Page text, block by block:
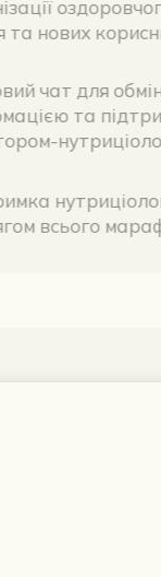
організації
життя та нових
Груповий чат для
інформацією та
куратором-
Підтримка
протягом всього